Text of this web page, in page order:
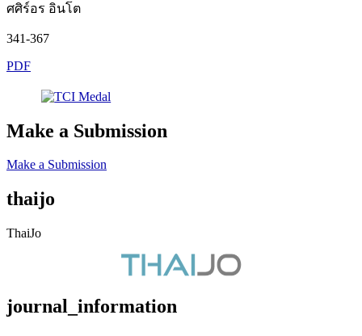
ศศิร์อร อินโต
341-367
PDF
Make a Submission
Make a Submission
thaijo
ThaiJo
journal_information